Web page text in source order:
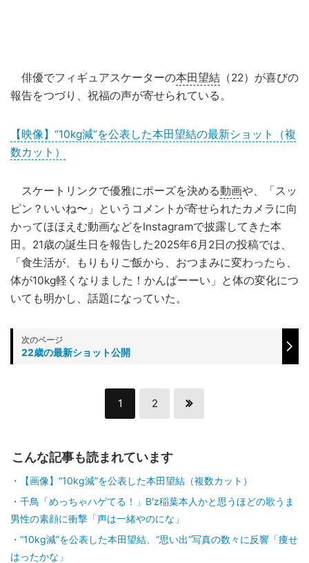
俳優でフィギュアスケーターの本田望結 （22）が喜びの
報告をつづり、祝福の声が寄せられている。
【映像】“10kg減”を公表した本田望結の最新ショット（複
数カット）
スケートリンクで優雅にポーズを決める動画や、「スッ
ピン？いいね〜」というコメントが寄せられたカメラに向
かってほほえむ動画などをInstagramで披露してきた本
田。21歳の誕生日を報告した2025年6月2日の投稿では、
「食生活が、もりもりご飯から、おつまみに変わったら、
体が10kg軽くなりました！かんぱーーい」と体の変化につ
いても明かし、話題になっていた。
22歳の最新ショット公開
1 2
こんな記事も読まれています
【画像】“10kg減”を公表した本田望結（複数カット）
千鳥「めっちゃハゲてる！」B'z稲葉本人かと思うほどの歌うま
男性の素顔に衝撃「声は一緒やのにな」
“10kg減”を公表した本田望結、“思い出”写真の数々に反響「痩せ
はったかな」